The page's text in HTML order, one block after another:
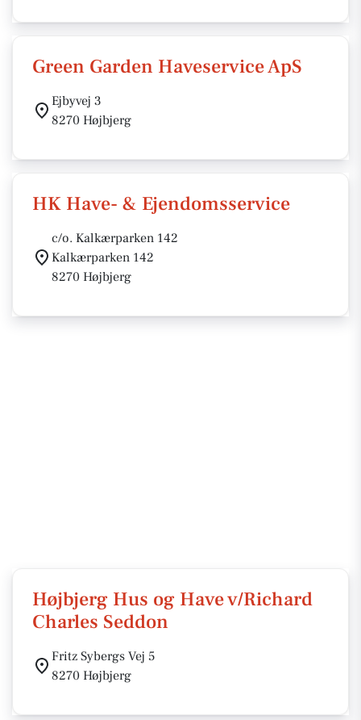
Green Garden Haveservice ApS
Ejbyvej 3
8270 Højbjerg
HK Have- & Ejendomsservice
c/o. Kalkærparken 142
Kalkærparken 142
8270 Højbjerg
Højbjerg Hus og Have v/Richard
Charles Seddon
Fritz Sybergs Vej 5
8270 Højbjerg